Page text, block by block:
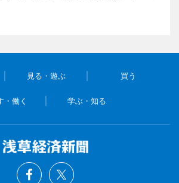
見る・遊ぶ 買う
・働く 学ぶ・知る